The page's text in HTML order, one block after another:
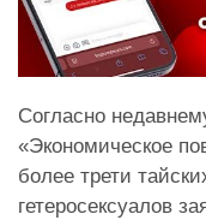
Согласно
«Экономическое
более трети
гетеросексуалов